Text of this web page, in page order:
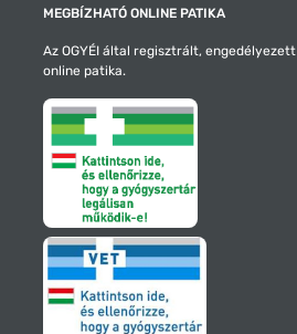
MEGBÍZHATÓ ONLINE PATIKA
Az OGYÉI által regisztrált, engedélyezett
online patika.